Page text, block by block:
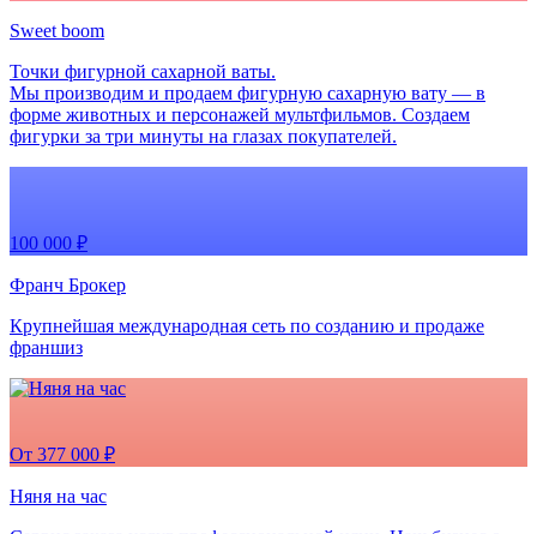
Sweet boom
Точки фигурной сахарной ваты.
Мы производим и продаем фигурную сахарную вату — в
форме животных и персонажей мультфильмов. Создаем
фигурки за три минуты на глазах покупателей.
100 000 ₽
Франч Брокер
Крупнейшая международная сеть по созданию и продаже
франшиз
От 377 000 ₽
Няня на час